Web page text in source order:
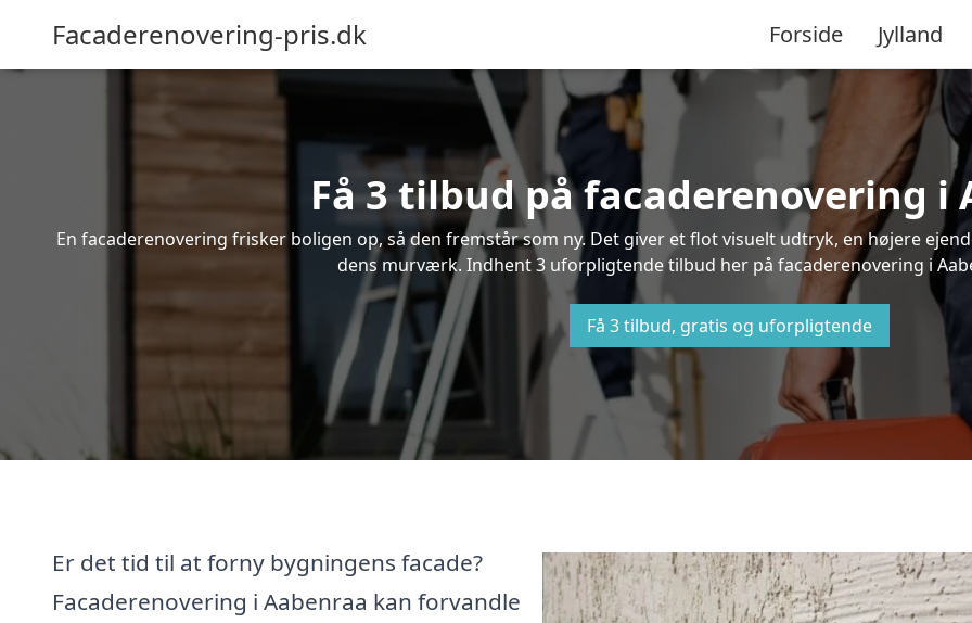
Facaderenovering-pris.dk Forside Jylland
Få 3 tilbud på facaderenovering i
En facaderenovering frisker boligen op, så den fremstår som ny. Det giver et flot visuelt udtryk, en højere
dens murværk. Indhent 3 uforpligtende tilbud her på facaderenovering i
Få 3 tilbud, gratis og uforpligtende
Er det tid til at forny bygningens facade?
Facaderenovering i Aabenraa kan forvandle